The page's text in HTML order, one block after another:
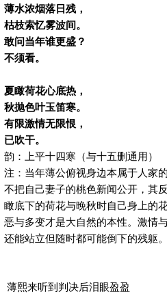
薄水浓烟落日残，
枯枝索忆雾波间。
敢问当年谁更盛？
不须看。
夏瞰荷花心底热，
秋抛色叶玉笛寒。
有限激情无限恨，
已吹干。
韵：上平十四寒（与十五删通用）
注：当年薄公俯视身边本属于人家
不把自己妻子的桃色新闻公开，其
瞰底下的荷花与晚秋时自己身上的
恶与多变才是大自然的本性。激情
还能站立但随时都可能倒下的残躯。
薄熙来听到判决后泪眼盈盈